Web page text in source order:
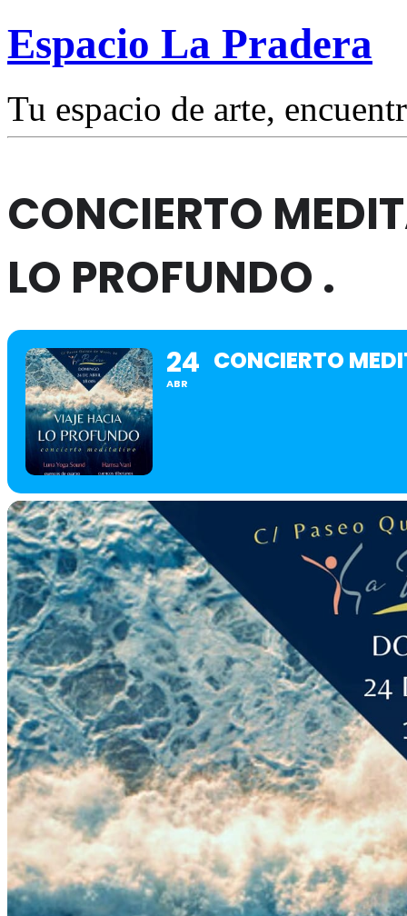
Espacio La Pradera
Tu espacio de arte,
CONCIERTO
LO PROFUNDO .
24
ABR
CONCIERTO